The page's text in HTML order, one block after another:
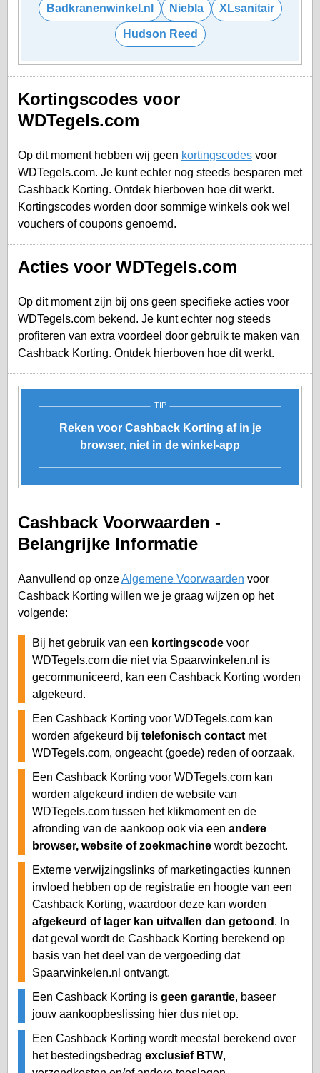
Badkranenwinkel.nl Niebla XLsanitair
Hudson Reed
Kortingscodes voor
WDTegels.com
Op dit moment hebben wij geen kortingscodes voor
WDTegels.com. Je kunt echter nog steeds besparen met
Cashback Korting. Ontdek hierboven hoe dit werkt.
Kortingscodes worden door sommige winkels ook wel
vouchers of coupons genoemd.
Acties voor WDTegels.com
Op dit moment zijn bij ons geen specifieke acties voor
WDTegels.com bekend. Je kunt echter nog steeds
profiteren van extra voordeel door gebruik te maken van
Cashback Korting. Ontdek hierboven hoe dit werkt.
TIP
Reken voor Cashback Korting af in je
browser, niet in de winkel-app
Cashback Voorwaarden -
Belangrijke Informatie
Aanvullend op onzeAlgemene Voorwaarden voor
Cashback Korting willen we je graag wijzen op het
volgende:
Bij het gebruik van een kortingscode voor
WDTegels.com die niet via Spaarwinkelen.nl is
gecommuniceerd, kan een Cashback Korting worden
afgekeurd.
Een Cashback Korting voor WDTegels.com kan
worden afgekeurd bij telefonisch contact met
WDTegels.com, ongeacht (goede) reden of oorzaak.
Een Cashback Korting voor WDTegels.com kan
worden afgekeurd indien de website van
WDTegels.com tussen het klikmoment en de
afronding van de aankoop ook via een andere
browser, website of zoekmachine wordt bezocht.
Externe verwijzingslinks of marketingacties kunnen
invloed hebben op de registratie en hoogte van een
Cashback Korting, waardoor deze kan worden
afgekeurd of lager kan uitvallen dan getoond . In
dat geval wordt de Cashback Korting berekend op
basis van het deel van de vergoeding dat
Spaarwinkelen.nl ontvangt.
Een Cashback Korting is geen garantie, baseer
jouw aankoopbeslissing hier dus niet op.
Een Cashback Korting wordt meestal berekend over
het bestedingsbedrag exclusief BTW,